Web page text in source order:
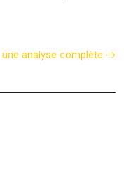
analyse complète